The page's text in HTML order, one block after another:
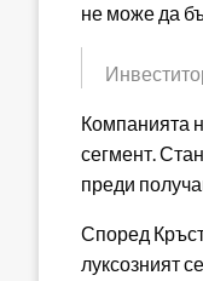
не може да
Компанията
сегмент.
преди
Според
луксозният